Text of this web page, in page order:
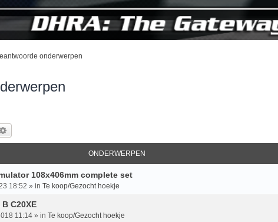
onderwerpen
ONDERWERPEN
108x406mm complete set
18:52 » in Te koop/Gezocht hoekje
C20XE
11:14» in Te koop/Gezocht hoekje